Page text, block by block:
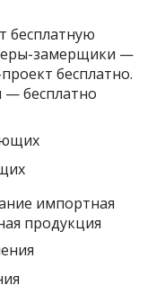
бесплатную
замерщики —
бесплатно.
бесплатно
импортная
продукция